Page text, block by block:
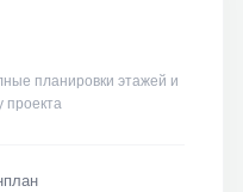
планировки этажей и
проекта